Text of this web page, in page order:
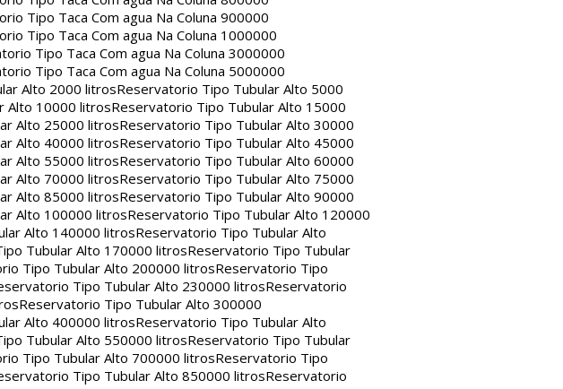
Tipo Taca Com agua Na Coluna 900000
Tipo Taca Com agua Na Coluna 1000000
Tipo Taca Com agua Na Coluna 3000000
Tipo Taca Com agua Na Coluna 5000000
Alto 2000 litrosReservatorio Tipo Tubular Alto 5000
Alto 10000 litrosReservatorio Tipo Tubular Alto 15000
Alto 25000 litrosReservatorio Tipo Tubular Alto 30000
Alto 40000 litrosReservatorio Tipo Tubular Alto 45000
Alto 55000 litrosReservatorio Tipo Tubular Alto 60000
Alto 70000 litrosReservatorio Tipo Tubular Alto 75000
Alto 85000 litrosReservatorio Tipo Tubular Alto 90000
Alto 100000 litrosReservatorio Tipo Tubular Alto 120000
Alto 140000 litrosReservatorio Tipo Tubular Alto
Tubular Alto 170000 litrosReservatorio Tipo Tubular
Tipo Tubular Alto 200000 litrosReservatorio Tipo
Tipo Tubular Alto 230000 litrosReservatorio
Reservatorio Tipo Tubular Alto 300000
Alto 400000 litrosReservatorio Tipo Tubular Alto
Tubular Alto 550000 litrosReservatorio Tipo Tubular
Tipo Tubular Alto 700000 litrosReservatorio Tipo
Tipo Tubular Alto 850000 litrosReservatorio